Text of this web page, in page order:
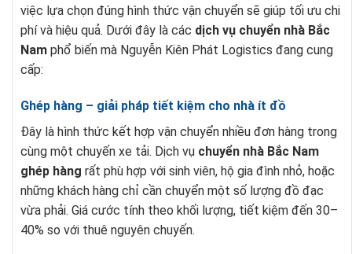
việc lựa chọn đúng hình thức vận chuyển sẽ giúp tối ưu chi
phí và hiệu quả. Dưới đây là các dịch vụ chuyển nhà Bắc
Nam phổ biến mà Nguyễn Kiên Phát Logistics đang cung
cấp:
Ghép hàng – giải pháp tiết kiệm cho nhà ít đồ
Đây là hình thức kết hợp vận chuyển nhiều đơn hàng trong
cùng một chuyến xe tải. Dịch vụ chuyển nhà Bắc Nam
ghép hàng rất phù hợp với sinh viên, hộ gia đình nhỏ, hoặc
những khách hàng chỉ cần chuyển một số lượng đồ đạc
vừa phải. Giá cước tính theo khối lượng, tiết kiệm đến 30–
40% so với thuê nguyên chuyến.